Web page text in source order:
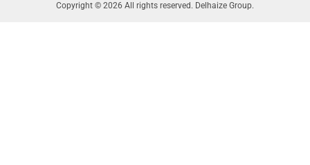
Copyright © 2026 All rights reserved. Delhaize Group.